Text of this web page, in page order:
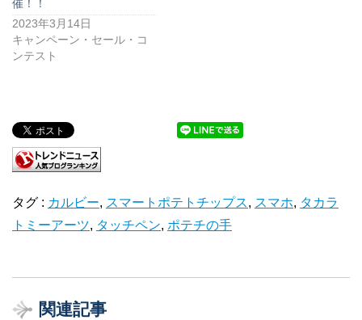
催！！
2023年3月14日
キャンペーン・セール・コ
ンテスト
タグ : カルビー, スマートポテトチップス, スマホ, タカラ
トミーアーツ, タッチペン, ポテチの手
関連記事